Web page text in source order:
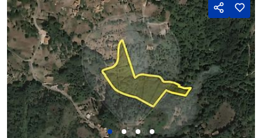
Condividi